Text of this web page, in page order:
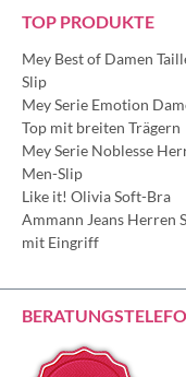
TOP PRODUKTE
Mey Best of Damen
Slip
Mey Serie Emotion
Top mit breiten Trägern
Mey Serie Noblesse
Men-Slip
Like it! Olivia Soft-Bra
Ammann Jeans Herren
mit Eingriff